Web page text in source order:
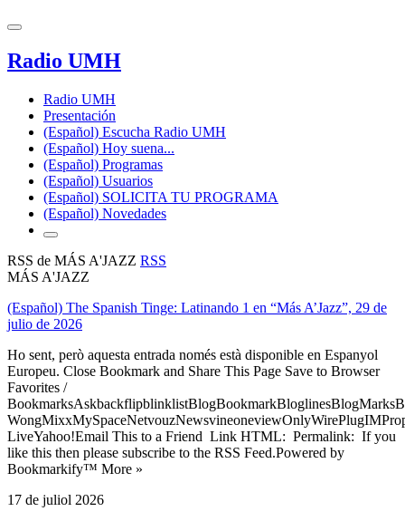
Radio UMH
Radio UMH
Presentación
(Español) Escucha Radio UMH
(Español) Hoy suena...
(Español) Programas
(Español) Usuarios
(Español) SOLICITA TU PROGRAMA
(Español) Novedades
RSS de MÁS A'JAZZ RSS
MÁS A'JAZZ
(Español) The Spanish Tinge: Latinando 1 en “Más A’Jazz”, 29 de
julio de 2026
Ho sent, però aquesta entrada només està disponible en Espanyol
Europeu. Close Bookmark and Share This Page Save to Browser
Favorites /
LiveYahoo!Email This to a Friend Link HTML: Permalink: If you
like this then please subscribe to the RSS Feed.Powered by
Bookmarkify™ More »
17 de juliol 2026